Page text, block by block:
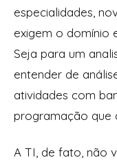
especialidades,
exigem o domínio
Seja para um
entender de
atividades com
programação que
A TI, de fato, não